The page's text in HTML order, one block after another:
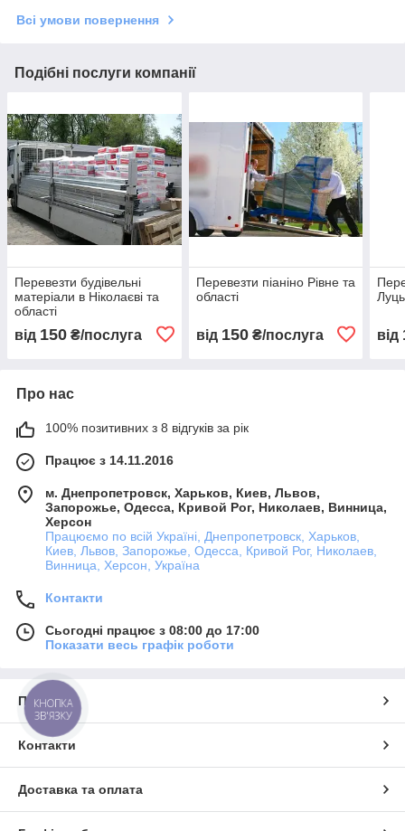
Всі умови повернення
Подібні послуги компанії
Перевезти будівельні
матеріали в Ніколаєві та
області
від 150 ₴/послуга
Перевезти піаніно Рівне та
області
від 150₴/послуга від
Про нас
100% позитивних з 8 відгуків за рік
Працює з 14.11.2016
м. Днепропетровск, Харьков, Киев, Львов,
Запорожье, Одесса, Кривой Рог, Николаев, Винница,
Херсон
Працюємо по всій Україні, Днепропетровск, Харьков,
Киев, Львов, Запорожье, Одесса, Кривой Рог, Николаев,
Винница, Херсон, Україна
Контакти
Сьогодні працює з 08:00 до 17:00
Показати весь графік роботи
Про нас
Контакти
Доставка та оплата
КНОПКА
ЗВ'ЯЗКУ